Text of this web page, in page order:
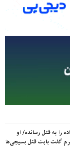
را به قتل رسانده/ او
گفت بابت قتل بسیجی‌ها